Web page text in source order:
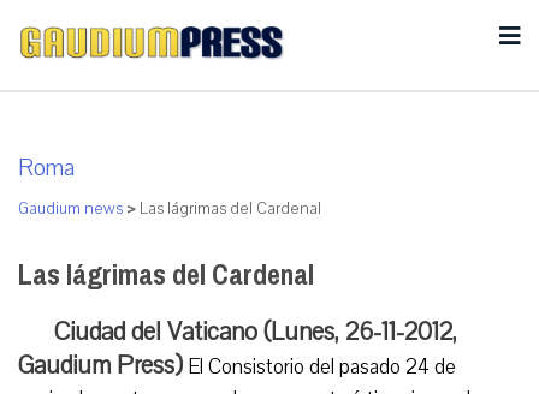
Roma
Gaudium news > Las lágrimas del Cardenal
Las lágrimas del Cardenal
Ciudad del Vaticano (Lunes, 26-11-2012,
Gaudium Press) El Consistorio del pasado 24 de